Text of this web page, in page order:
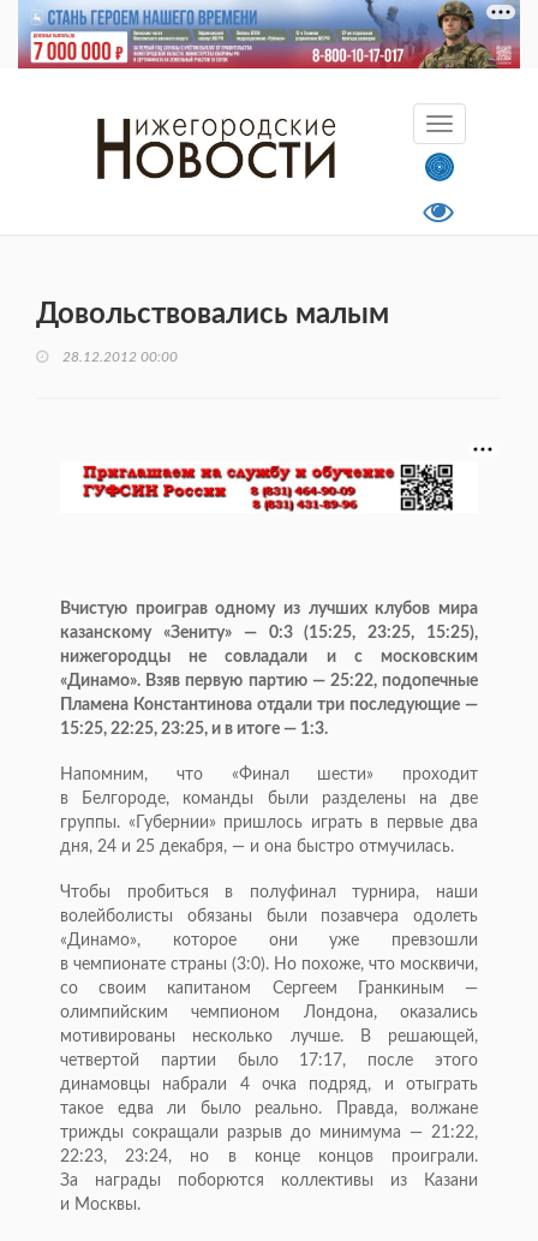
Довольствовались малым
28.12.2012 00:00
Вчистую проиграв одному из лучших клубов мира
казанскому «Зениту» — 0:3 (15:25, 23:25, 15:25),
нижегородцы не совладали и с московским
«Динамо». Взяв первую партию — 25:22, подопечные
Пламена Константинова отдали три последующие —
15:25, 22:25, 23:25, и в итоге — 1:3.
Напомним, что «Финал шести» проходит
в Белгороде, команды были разделены на две
группы. «Губернии» пришлось играть в первые два
дня, 24 и 25 декабря, — и она быстро отмучилась.
Чтобы пробиться в полуфинал турнира, наши
волейболисты обязаны были позавчера одолеть
«Динамо», которое они уже превзошли
в чемпионате страны (3:0). Но похоже, что москвичи,
со своим капитаном Сергеем Гранкиным —
олимпийским чемпионом Лондона, оказались
мотивированы несколько лучше. В решающей,
четвертой партии было 17:17, после этого
динамовцы набрали 4 очка подряд, и отыграть
такое едва ли было реально. Правда, волжане
трижды сокращали разрыв до минимума — 21:22,
22:23, 23:24, но в конце концов проиграли.
За награды поборются коллективы из Казани
и Москвы.